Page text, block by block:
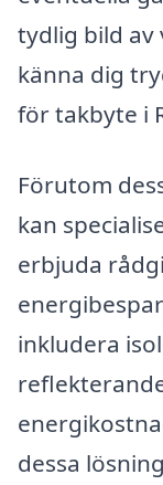
tydlig bild av
känna dig
för takbyte i
Förutom
kan
erbjuda
inkludera
dessa